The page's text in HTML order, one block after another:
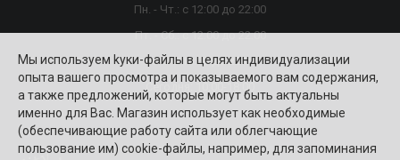
Пн. - Чт.: с 12:00 до 22:00
Пт. - Сб.: с 12:00 до 22:00
Вск.: c 10:00 до 22:00
Сегодня: 10:00-18:00
Мы используем kуки-файлы в целях индивидуализации
опыта вашего просмотра и показываемого вам содержания,
а также предложений, которые могут быть актуальны
именно для Вас. Магазин использует как необходимые
(обеспечивающие работу сайта или облегчающие
пользование им) cookie-файлы, например, для запоминания